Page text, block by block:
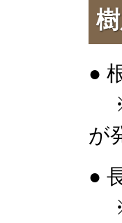
●
※
が
●
※